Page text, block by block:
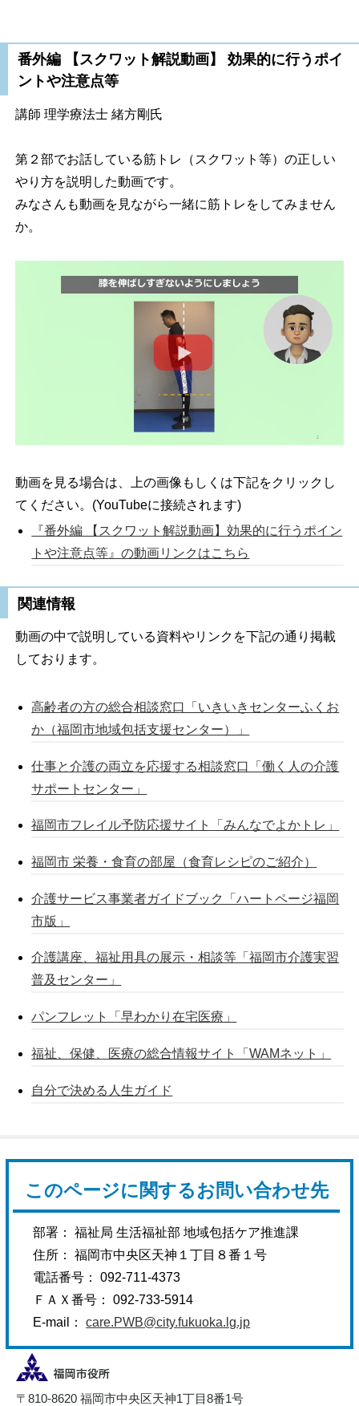
番外編 【スクワット解説動画】 効果的に行うポイ
ントや注意点等
講師 理学療法士 緒方剛氏
第２部でお話している筋トレ（スクワット等）の正しい
やり方を説明した動画です。
みなさんも動画を見ながら一緒に筋トレをしてみません
か。
動画を見る場合は、上の画像もしくは下記をクリックし
てください。(YouTubeに接続されます)
『番外編 【スクワット解説動画】効果的に行うポイン
トや注意点等』の動画リンクはこちら
関連情報
動画の中で説明している資料やリンクを下記の通り掲載
しております。
高齢者の方の総合相談窓口「いきいきセンターふくお
か（福岡市地域包括支援センター）」
仕事と介護の両立を応援する相談窓口「働く人の介護
サポートセンター」
福岡市フレイル予防応援サイト「みんなでよかトレ」
福岡市 栄養・食育の部屋（食育レシピのご紹介）
介護サービス事業者ガイドブック「ハートページ福岡
市版」
介護講座、福祉用具の展示・相談等「福岡市介護実習
普及センター」
パンフレット「早わかり在宅医療」
福祉、保健、医療の総合情報サイト「WAMネット」
自分で決める人生ガイド
このページに関するお問い合わせ先
部署： 福祉局 生活福祉部 地域包括ケア推進課
住所： 福岡市中央区天神１丁目８番１号
電話番号： 092-711-4373
ＦＡＸ番号： 092-733-5914
E-mail：care.PWB@city.fukuoka.lg.jp
〒810-8620 福岡市中央区天神1丁目8番1号